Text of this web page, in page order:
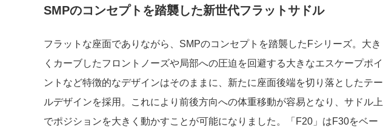
SMPのコンセプトを踏襲した新世代フラットサドル
フラットな座面でありながら、SMPのコンセプトを踏襲したFシリーズ。大き
くカーブしたフロントノーズや局部への圧迫を回避する大きなエスケープポイ
ントなど特徴的なデザインはそのままに、新たに座面後端を切り落としたテー
ルデザインを採用。これにより前後方向への体重移動が容易となり、サドル上
でポジションを大きく動かすことが可能になりました。「F20」はF30をベー